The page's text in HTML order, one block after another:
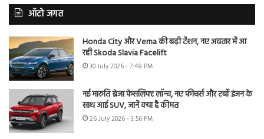
ऑटो जगत
Honda City और Verna की बढ़ी टेंशन, नए अवतार में आ
रही Skoda Slavia Facelift
30 July 2026 - 7:48 PM
नई मारुति ब्रेजा फेसलिफ्ट लॉन्च, नए फीचर्स और टर्बो इंजन के
साथ आई SUV, जानें क्या है कीमत
26 July 2026 - 3:56 PM